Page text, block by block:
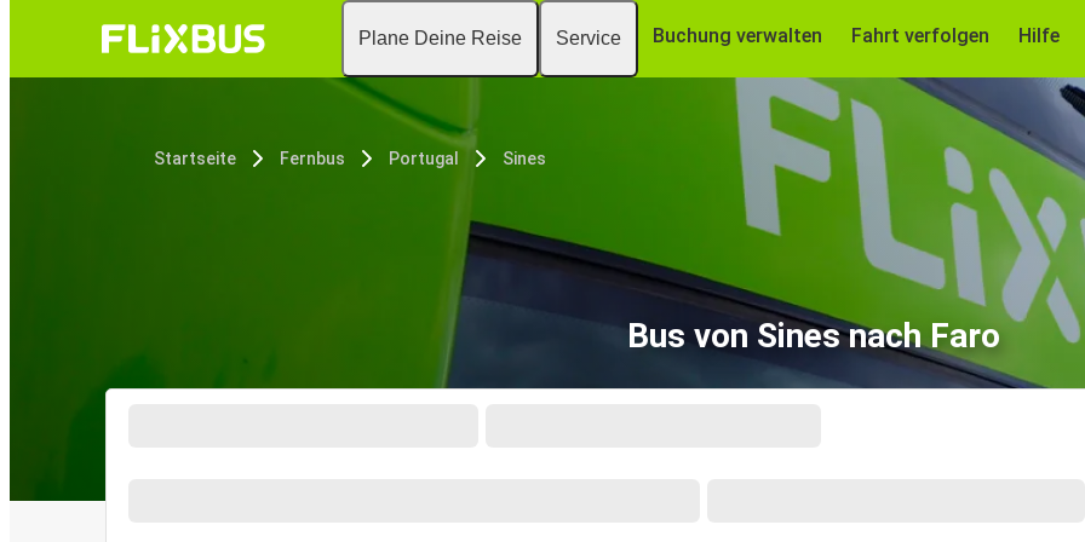
Plane Deine Reise Service Buchung verwalten Fahrt verfolgen Hilfe
Startseite Fernbus Portugal Sines
Bus von Sines nach Faro